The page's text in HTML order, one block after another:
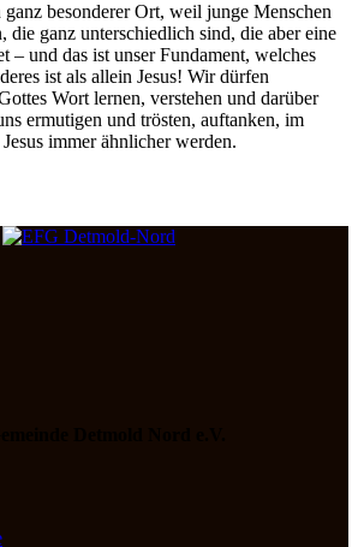
besonderer Ort, weil junge Menschen
die ganz unterschiedlich sind, die aber eine
– und das ist unser Fundament, welches
ist als allein Jesus! Wir dürfen
Wort lernen, verstehen und darüber
ermutigen und trösten, auftanken, im
immer ähnlicher werden.